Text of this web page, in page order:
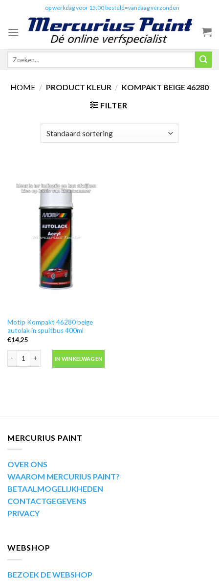
content
op werkdag voor 15:00 besteld=vandaag verzonden
Zoeken
HOME / PRODUCT KLEUR / KOMPAKT BEIGE 46280
FILTER
Motip Kompakt 46280 beige
autolak in spuitbus 400ml
€14,25
IN WINKELWAGEN
MERCURIUS PAINT
OVER ONS
WAAROM MERCURIUS PAINT?
BETAALMOGELIJKHEDEN
CONTACTGEGEVENS
PRIVACY
WEBSHOP
BEZOEK DE WEBSHOP